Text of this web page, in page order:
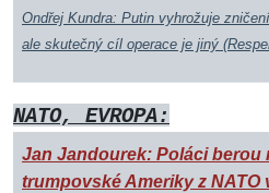
Ondřej Kundra: Putin vyhrožuje
ale skutečný cíl operace je jiný
NATO, EVROPA:
Jan Jandourek: Poláci berou
trumpovské Ameriky z NATO